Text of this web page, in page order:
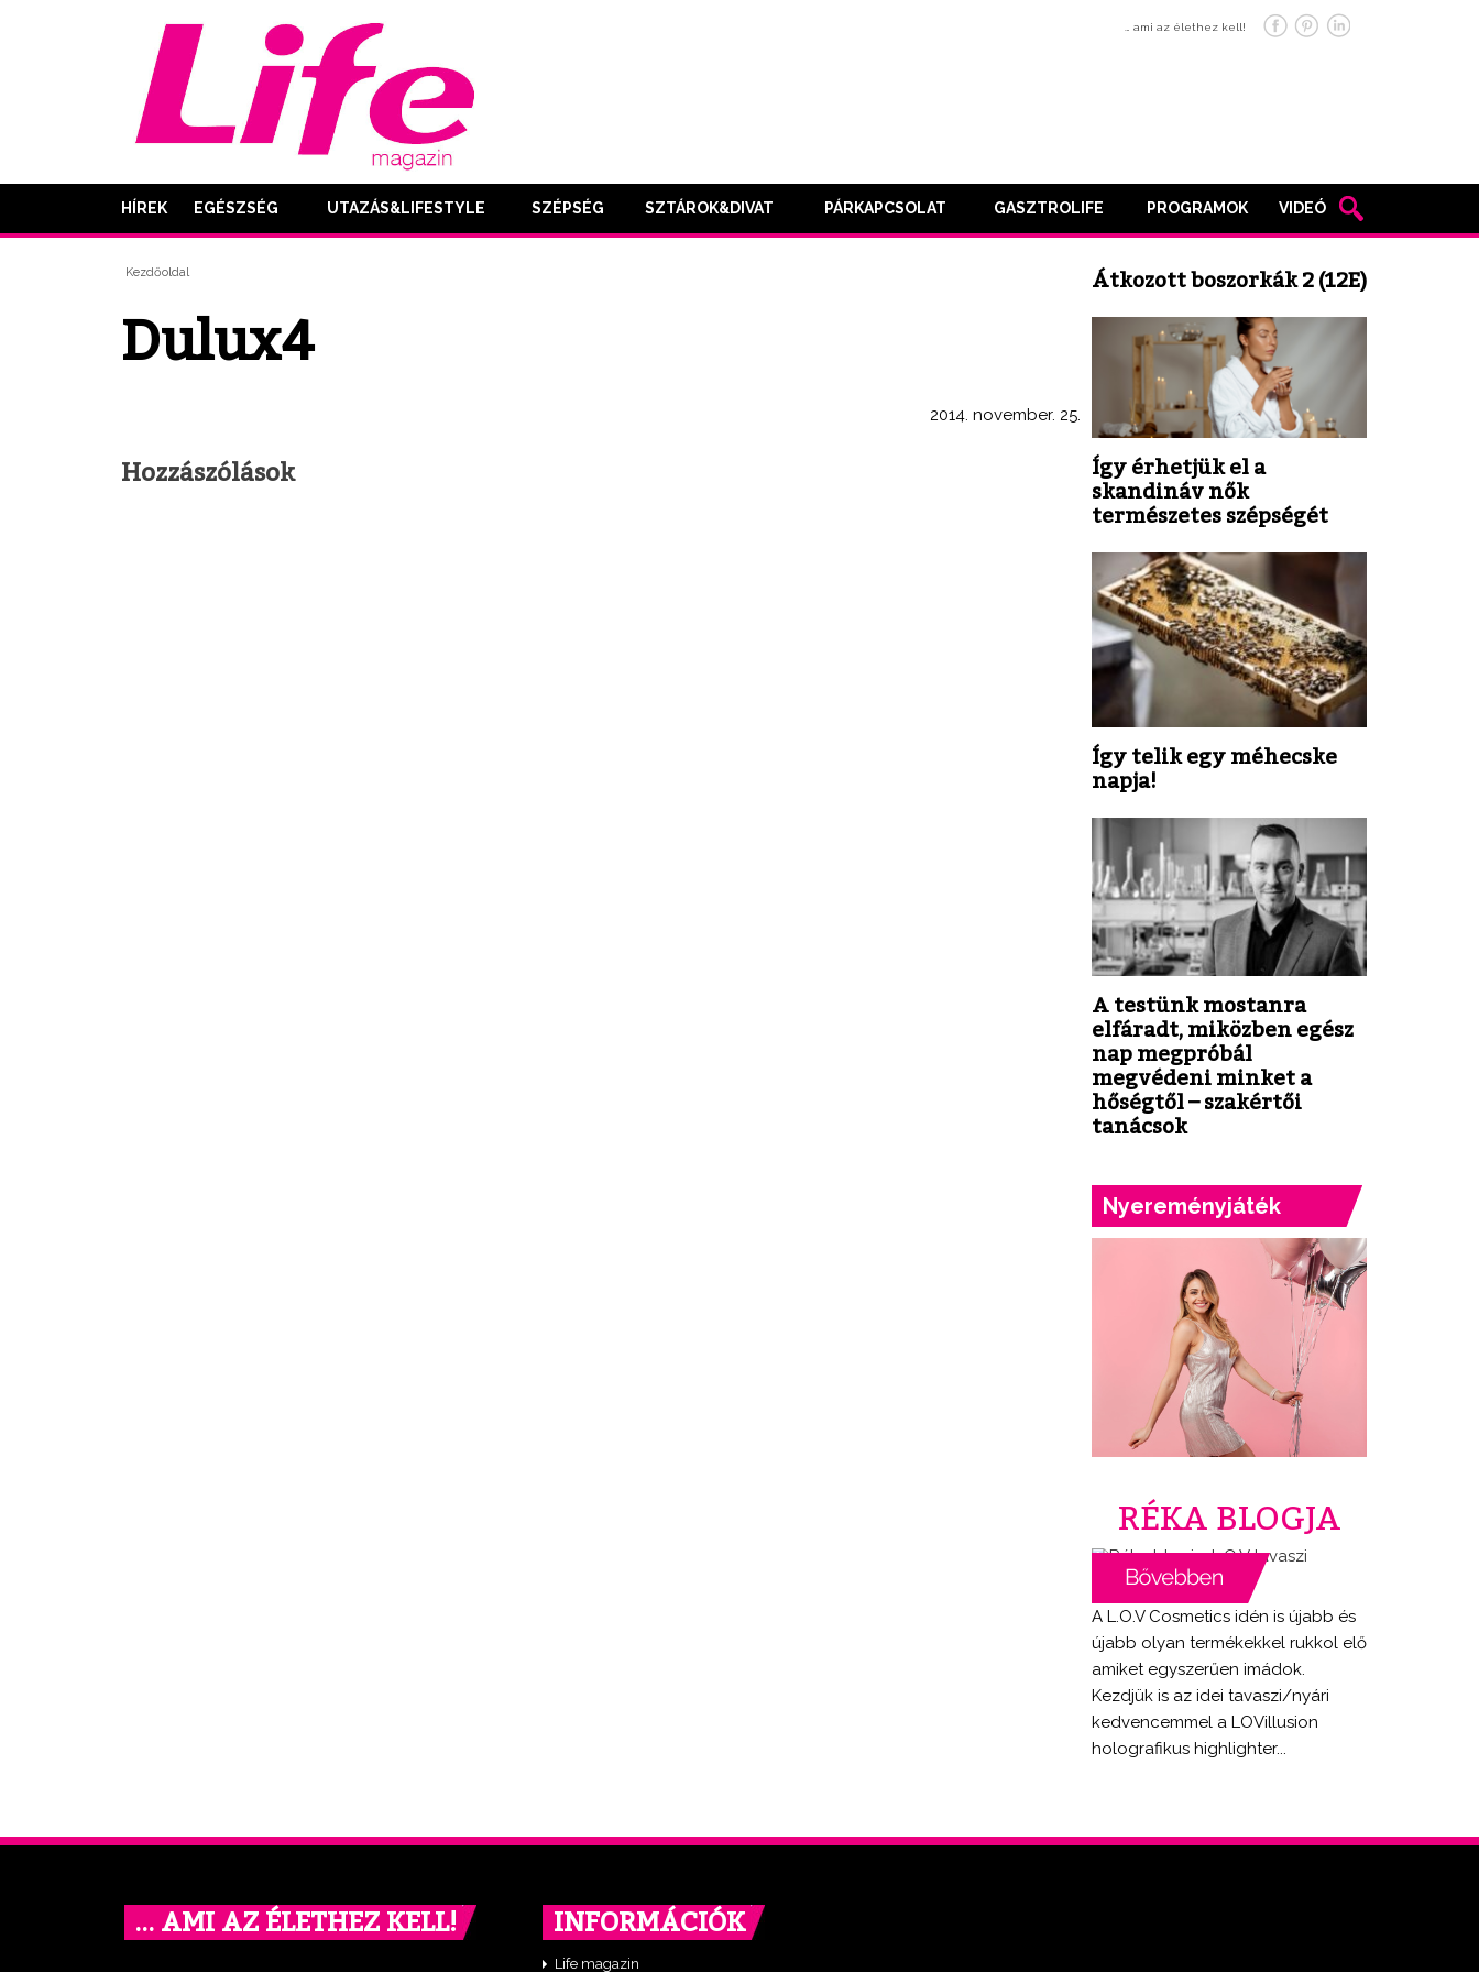
… ami az élethez kell!
HÍREK EGÉSZSÉG UTAZÁS&LIFESTYLE SZÉPSÉG SZTÁROK&DIVAT PÁRKAPCSOLAT GASZTROLIFE PROGRAMOK VIDEÓ
Kezdőoldal
Dulux4
2014. november. 25.
Hozzászólások
Átkozott boszorkák 2 (12E)
Így érhetjük el a
skandináv nők
természetes szépségét
Így telik egy méhecske
napja!
A testünk mostanra
elfáradt, miközben egész
nap megpróbál
megvédeni minket a
hőségtől – szakértői
tanácsok
Nyereményjáték
RÉKA BLOGJA
A L.O.V Cosmetics idén is újabb és
újabb olyan termékekkel rukkol elő
amiket egyszerűen imádok.
Kezdjük is az idei tavaszi/nyári
kedvencemmel a LOVillusion
holografikus highlighter...
… AMI AZ ÉLETHEZ KELL! INFORMÁCIÓK
Life magazin